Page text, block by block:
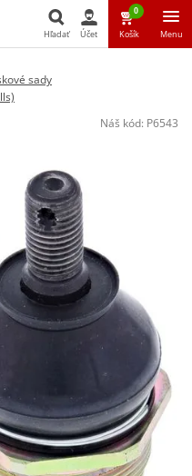
Hľadať Účet
0
Košík Menu
sady
Náš kód: P6543